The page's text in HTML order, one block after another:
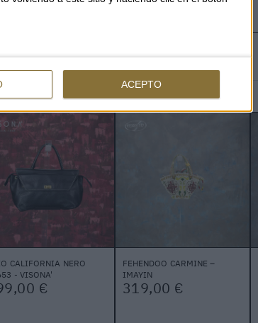
ACEPTO
INTERESTED
CALIFORNIA NERO
- VISONA'
€
FEHENDOO CARMINE –
IMAYIN
319,00 €